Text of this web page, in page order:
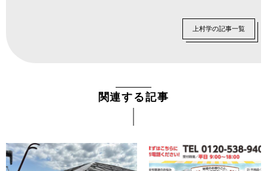
上村学の記事一覧
関連する記事